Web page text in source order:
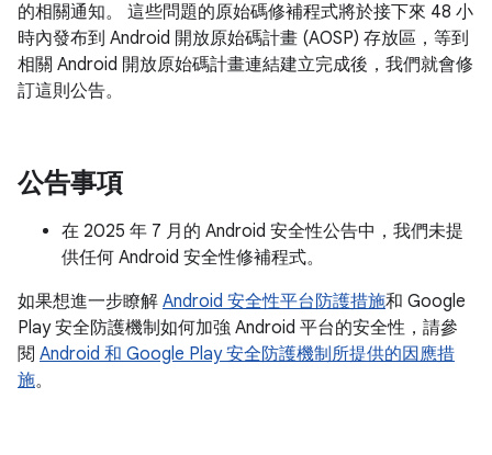
的相關通知。 這些問題的原始碼修補程式將於接下來 48 小
時內發布到 Android 開放原始碼計畫 (AOSP) 存放區，等到
相關 Android 開放原始碼計畫連結建立完成後，我們就會修
訂這則公告。
公告事項
在 2025 年 7 月的 Android 安全性公告中，我們未提
供任何 Android 安全性修補程式。
如果想進一步瞭解 Android 安全性平台防護措施和 Google
Play 安全防護機制如何加強 Android 平台的安全性，請參
閱 Android 和 Google Play 安全防護機制所提供的因應措
施。